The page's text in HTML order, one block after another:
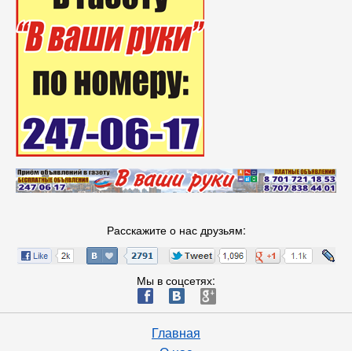
Расскажите о нас друзьям:
Мы в соцсетях:
ä æ è
Главная